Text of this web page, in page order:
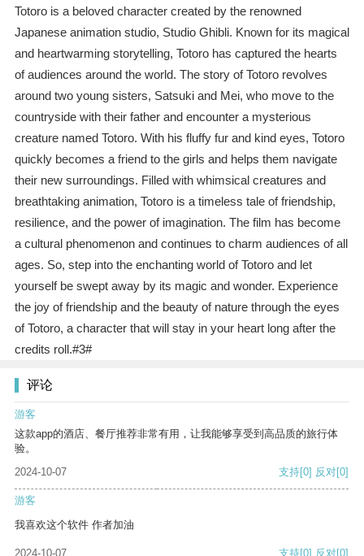
Totoro is a beloved character created by the renowned
Japanese animation studio, Studio Ghibli. Known for its magical
and heartwarming storytelling, Totoro has captured the hearts
of audiences around the world. The story of Totoro revolves
around two young sisters, Satsuki and Mei, who move to the
countryside with their father and encounter a mysterious
creature named Totoro. With his fluffy fur and kind eyes, Totoro
quickly becomes a friend to the girls and helps them navigate
their new surroundings. Filled with whimsical creatures and
breathtaking animation, Totoro is a timeless tale of friendship,
resilience, and the power of imagination. The film has become
a cultural phenomenon and continues to charm audiences of all
ages. So, step into the enchanting world of Totoro and let
yourself be swept away by its magic and wonder. Experience
the joy of friendship and the beauty of nature through the eyes
of Totoro, a character that will stay in your heart long after the
credits roll.#3#
评论
游客
这款app的酒店、餐厅推荐非常有用，让我能够享受到高品质的旅行体
验。
2024-10-07
支持[0] 反对[0]
游客
我喜欢这个软件 作者加油
2024-10-07 支持[0] 反对[0]